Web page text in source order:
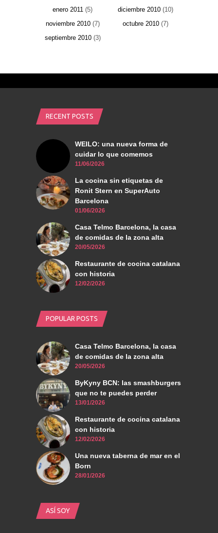
enero 2011 (5) diciembre 2010 (10)
noviembre 2010(7) octubre 2010 (7)
septiembre 2010(3)
RECENT POSTS
WEILO: una nueva forma de
cuidar lo que comemos
11/06/2026
La cocina sin etiquetas de
Ronit Stern en SuperAuto
Barcelona
01/06/2026
Casa Telmo Barcelona, la casa
de comidas de la zona alta
20/05/2026
Restaurante de cocina catalana
con historia
12/02/2026
POPULAR POSTS
Casa Telmo Barcelona, la casa
de comidas de la zona alta
20/05/2026
ByKyny BCN: las smashburgers
que no te puedes perder
13/01/2026
Restaurante de cocina catalana
con historia
12/02/2026
Una nueva taberna de mar en el
Born
28/01/2026
ASÍ SOY